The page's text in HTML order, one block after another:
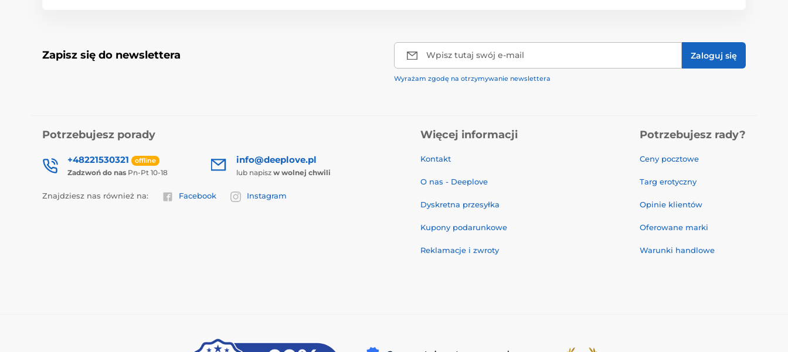
Zapisz się do newslettera Wpisz tutaj swój e-mail Zaloguj się
Wyrażam zgodę na otrzymywanie newslettera
Potrzebujesz porady
+48221530321 offline
Zadzwoń do nas Pn-Pt 10-18
info@deeplove.pl
lub napisz w wolnej chwili
Znajdziesz nas również na: Facebook Instagram
Więcej informacji
Kontakt
O nas - Deeplove
Dyskretna przesyłka
Kupony podarunkowe
Reklamacje i zwroty
Potrzebujesz rady?
Ceny pocztowe
Targ erotyczny
Opinie klientów
Oferowane marki
Warunki handlowe